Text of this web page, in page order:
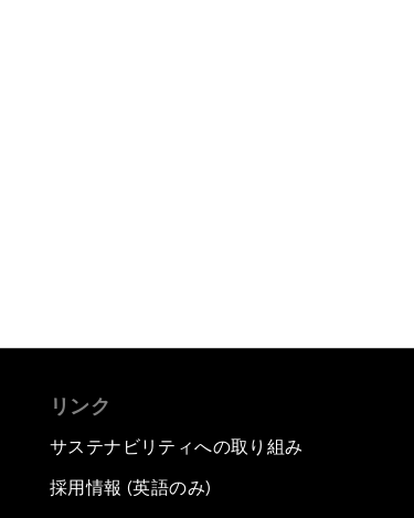
リンク
サステナビリティへの取り組み
採用情報 (英語のみ)